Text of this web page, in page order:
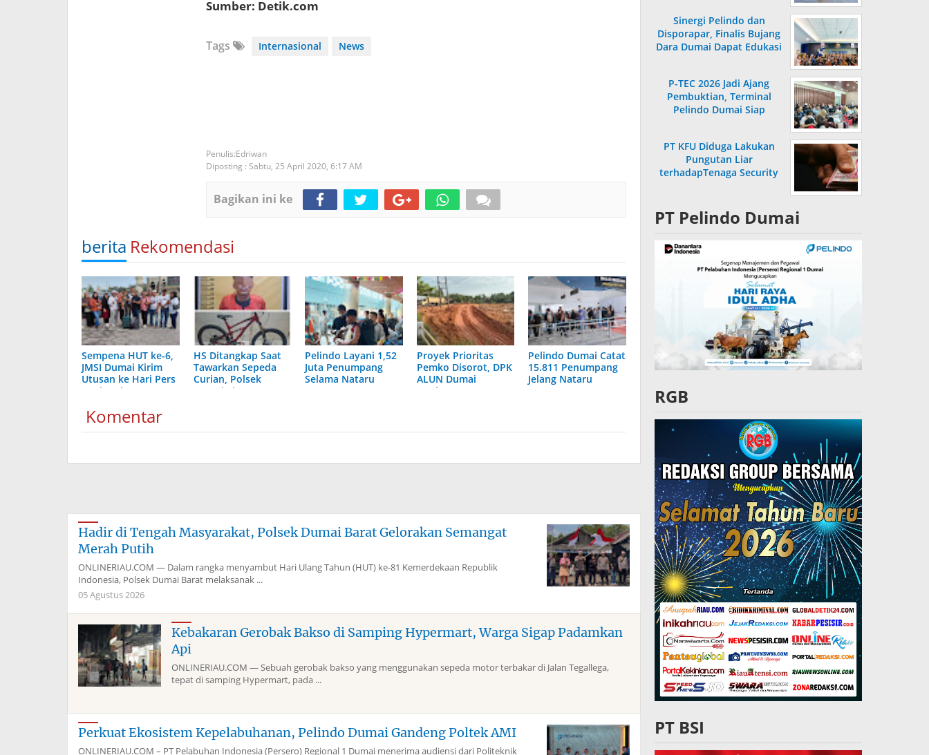
Sumber: Detik.com
Tags Internasional News
Edriwan
Diposting : Sabtu, 25 April 2020, 6:17 AM
Bagikan ini ke
berita Rekomendasi
Sempena HUT ke-6,
JMSI Dumai Kirim
Utusan ke Hari Pers
Nasional 2026
HS Ditangkap Saat
Tawarkan Sepeda
Curian, Polsek
Dumai Timur
Pelindo Layani 1,52
Juta Penumpang
Selama Nataru
Proyek Prioritas
Pemko Disorot, DPK
ALUN Dumai
Ungkap Dugaan
Pelindo Dumai Catat
15.811 Penumpang
Jelang Nataru
Komentar
Hadir di Tengah Masyarakat, Polsek Dumai Barat Gelorakan Semangat
Merah Putih
ONLINERIAU.COM — Dalam rangka menyambut Hari Ulang Tahun (HUT) ke-81 Kemerdekaan Republik
Indonesia, Polsek Dumai Barat melaksanak ...
05 Agustus 2026
Kebakaran Gerobak Bakso di Samping Hypermart, Warga Sigap Padamkan
Api
ONLINERIAU.COM — Sebuah gerobak bakso yang menggunakan sepeda motor terbakar di Jalan Tegallega,
tepat di samping Hypermart, pada ...
Perkuat Ekosistem Kepelabuhanan, Pelindo Dumai Gandeng Poltek AMI
ONLINERIAU.COM – PT Pelabuhan Indonesia (Persero) Regional 1 Dumai menerima audiensi dari Politeknik
Sinergi Pelindo dan
Disporapar, Finalis Bujang
Dara Dumai Dapat Edukasi
P-TEC 2026 Jadi Ajang
Pembuktian, Terminal
Pelindo Dumai Siap
PT KFU Diduga Lakukan
Pungutan Liar
terhadapTenaga Security
PT Pelindo Dumai
RGB
PT BSI